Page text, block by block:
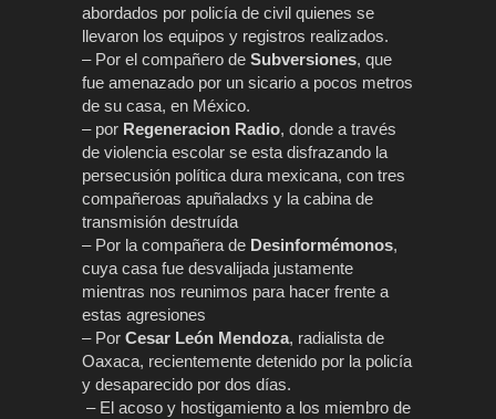
abordados por policía de civil quienes se
llevaron los equipos y registros realizados.
– Por el compañero de Subversiones, que
fue amenazado por un sicario a pocos metros
de su casa, en México.
– por Regeneracion Radio, donde a través
de violencia escolar se esta disfrazando la
persecusión política dura mexicana, con tres
compañeroas apuñaladxs y la cabina de
transmisión destruída
– Por la compañera de Desinformémonos,
cuya casa fue desvalijada justamente
mientras nos reunimos para hacer frente a
estas agresiones
– Por Cesar León Mendoza, radialista de
Oaxaca, recientemente detenido por la policía
y desaparecido por dos días.
– El acoso y hostigamiento a los miembro de